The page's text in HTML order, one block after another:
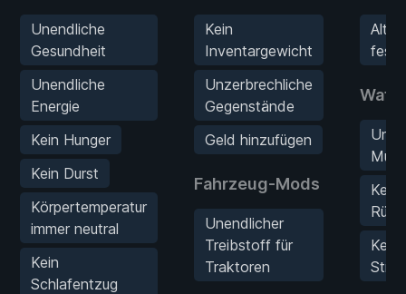
Unendliche
Gesundheit
Unendliche
Energie
Kein Hunger
Kein Durst
Körpertemperatur
immer neutral
Kein
Schlafentzug
Kein
Inventargewicht
Unzerbrechliche
Gegenstände
Geld hinzufügen
Fahrzeug-Mods
Unendlicher
Treibstoff für
Traktoren
Alter
Kein
Keine